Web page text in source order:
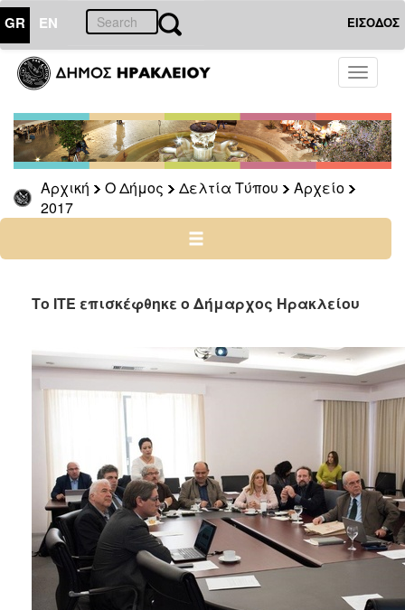
GR EN ΕΙΣΟΔΟΣ
Toggle
Αρχική Ο Δήμος Δελτία Τύπου
Αρχείο
2017
ΔΗΜΟΣ
Δελτία
Τύπου
Αρχείο
2026
2025
2022
2020
2019
2016
2015
2013
2012
2011
2010
Το ΙΤΕ επισκέφθηκε ο Δήμαρχος Ηρακλείου